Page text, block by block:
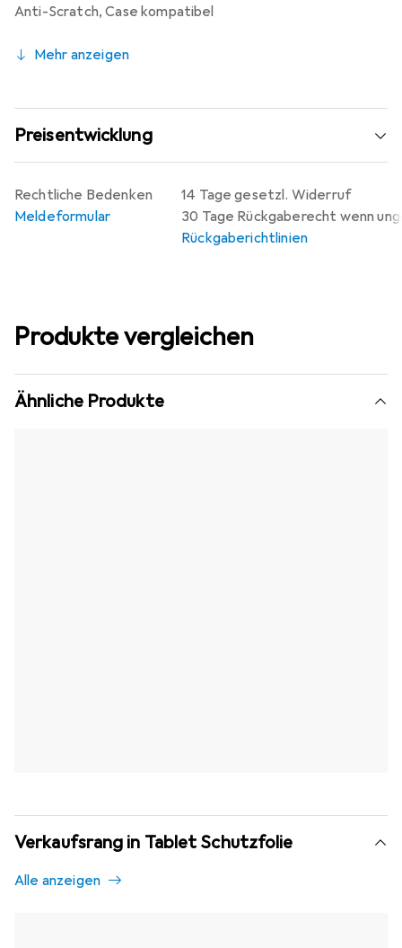
Anti-Scratch,Case kompatibel
Mehr anzeigen
Preisentwicklung
14 Tage gesetzl. Widerruf
30 Tage Rückgaberecht wenn
Rückgaberichtlinien
Rechtliche Bedenken
Meldeformular
Produkte vergleichen
Ähnliche Produkte
Verkaufsrang in Tablet Schutzfolie
Alle anzeigen